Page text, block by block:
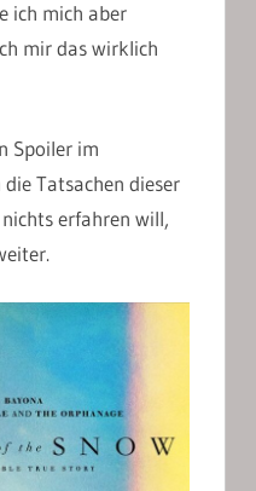
ich mich aber
mir das wirklich
Spoiler im
Tatsachen dieser
erfahren will,